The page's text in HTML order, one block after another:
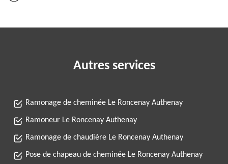
Autres services
Ramonage de cheminée Le Roncenay Authenay
Ramoneur Le Roncenay Authenay
Ramonage de chaudière Le Roncenay Authenay
Pose de chapeau de cheminée Le Roncenay Authenay